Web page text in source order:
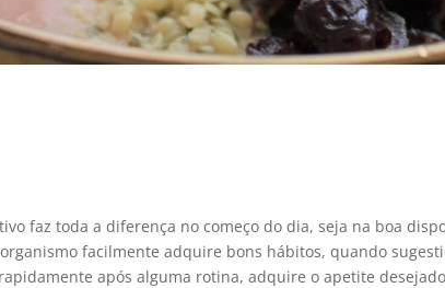
faz toda a diferença no começo do dia, seja na boa
facilmente adquire bons hábitos, quando
após alguma rotina, adquire o apetite